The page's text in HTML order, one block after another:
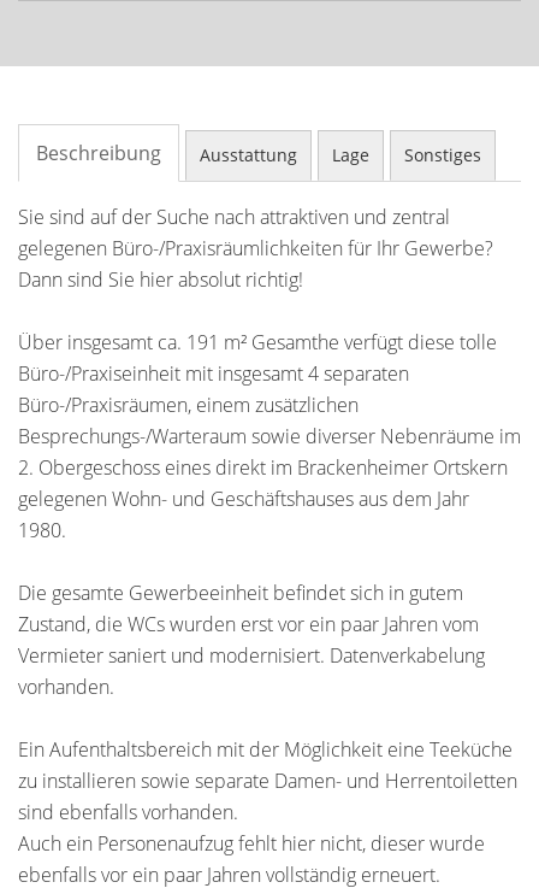
Beschreibung Ausstattung Lage Sonstiges
Sie sind auf der Suche nach attraktiven und zentral
gelegenen Büro-/Praxisräumlichkeiten für Ihr Gewerbe?
Dann sind Sie hier absolut richtig!
Über insgesamt ca. 191 m² Gesamthe verfügt diese tolle
Büro-/Praxiseinheit mit insgesamt 4 separaten
Büro-/Praxisräumen, einem zusätzlichen
Besprechungs-/Warteraum sowie diverser Nebenräume im
2. Obergeschoss eines direkt im Brackenheimer Ortskern
gelegenen Wohn- und Geschäftshauses aus dem Jahr
1980.
Die gesamte Gewerbeeinheit befindet sich in gutem
Zustand, die WCs wurden erst vor ein paar Jahren vom
Vermieter saniert und modernisiert. Datenverkabelung
vorhanden.
Ein Aufenthaltsbereich mit der Möglichkeit eine Teeküche
zu installieren sowie separate Damen- und Herrentoiletten
sind ebenfalls vorhanden.
Auch ein Personenaufzug fehlt hier nicht, dieser wurde
ebenfalls vor ein paar Jahren vollständig erneuert.